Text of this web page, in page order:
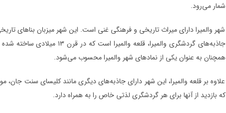
شمار می‌رود.
شهر والمیرا دارای میراث تاریخی و فرهنگی غنی است. این شهر میزبان بناهای
جاذبه‌های گردشگری والمیرا،
همچنان به عنوان یکی از نمادهای شهر والمیرا محسوب می‌شود.
علاوه بر قلعه والمیرا، این شهر دارای جاذبه‌های دیگری مانند کلیسای سنت
که بازدید از آنها برای هر گردشگری لذتی خاص را به همراه دارد.